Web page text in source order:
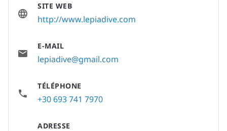
SITE WEB
http://www.lepiadive.com
E-MAIL
lepiadive@gmail.com
TÉLÉPHONE
+30 693 741 7970
ADRESSE